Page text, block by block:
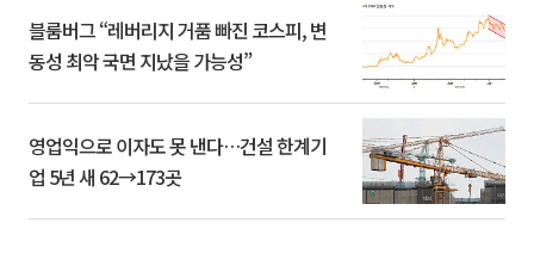
블룸버그 “레버리지 거품 빠진 코스피, 변
동성 최악 국면 지났을 가능성”
영업익으로 이자도 못 낸다…건설 한계기
업 5년 새 62→173곳